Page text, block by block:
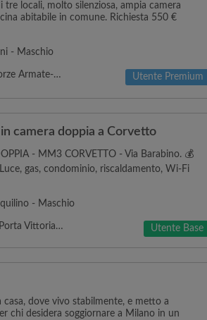
locali, molto silenziosa, ampia camera
abitabile in comune. Richiesta 550 €
- Maschio
San Siro-Baggio Utente Premium
camera doppia a Corvetto
- MM3 CORVETTO - Via Barabino. 💰
gas, condominio, riscaldamento, Wi-Fi
- Maschio
Romana-Rogoredo Utente Base
dove vivo stabilmente, e metto a
chi desidera soggiornare a Milano in un